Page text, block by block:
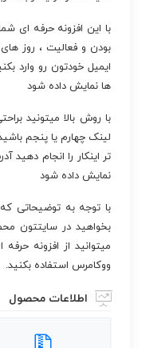
با این افزونه حرفه ای
بودن و فعالیت ، روز
ایمیل خودتون رو وارد
ها نمایش داده شود
با روش بالا میتونید
لینک چهارم یا پنجم
تر اینکار را انجام
نمایش داده شود
با توجه به توضیحاتی که
بخواهید در سایتتون
ووکامرس استفاده بکنید.
اطلاعات محصول